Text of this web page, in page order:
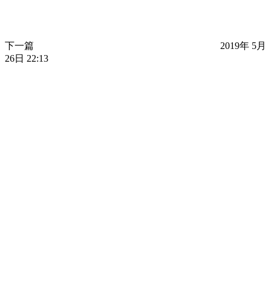
下一篇
2019年 5月
26日 22:13